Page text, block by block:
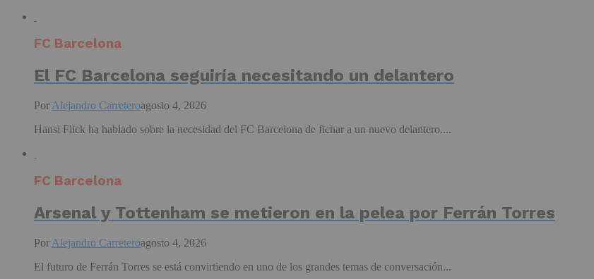
FC Barcelona
El FC Barcelona seguiría necesitando un delantero
Por Alejandro Carreteroagosto 4, 2026
Hansi Flick ha hablado sobre la necesidad del FC Barcelona de fichar a un nuevo delantero....
FC Barcelona
Arsenal y Tottenham se metieron en la pelea por Ferrán Torres
Por Alejandro Carreteroagosto 4, 2026
El futuro de Ferrán Torres se está convirtiendo en uno de los grandes temas de conversación...